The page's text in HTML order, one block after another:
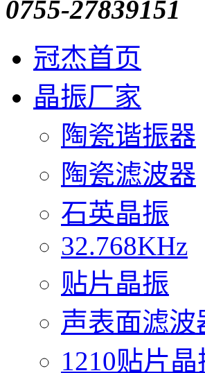
0755-27839151
冠杰首页
晶振厂家
陶瓷谐振器
陶瓷滤波器
石英晶振
32.768KHz
贴片晶振
声表面滤波
1210贴片晶